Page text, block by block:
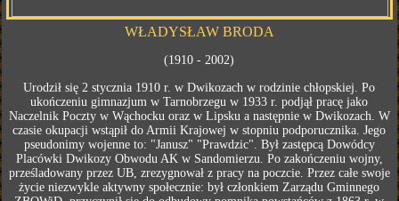
WŁADYSŁAW BRODA
(1910 - 2002)
Urodził się 2 stycznia 1910 r. w Dwikozach w rodzinie chłopskiej. Po
ukończeniu gimnazjum w Tarnobrzegu w 1933 r. podjął pracę jako
Naczelnik Poczty w Wąchocku oraz w Lipsku a następnie w Dwikozach. W
czasie okupacji wstąpił do Armii Krajowej w stopniu podporucznika. Jego
pseudonimy wojenne to: "Janusz" "Prawdzic". Był zastępcą Dowódcy
Placówki Dwikozy Obwodu AK w Sandomierzu. Po zakończeniu wojny,
prześladowany przez UB, zrezygnował z pracy na poczcie. Przez całe swoje
życie niezwykle aktywny społecznie: był członkiem Zarządu Gminnego